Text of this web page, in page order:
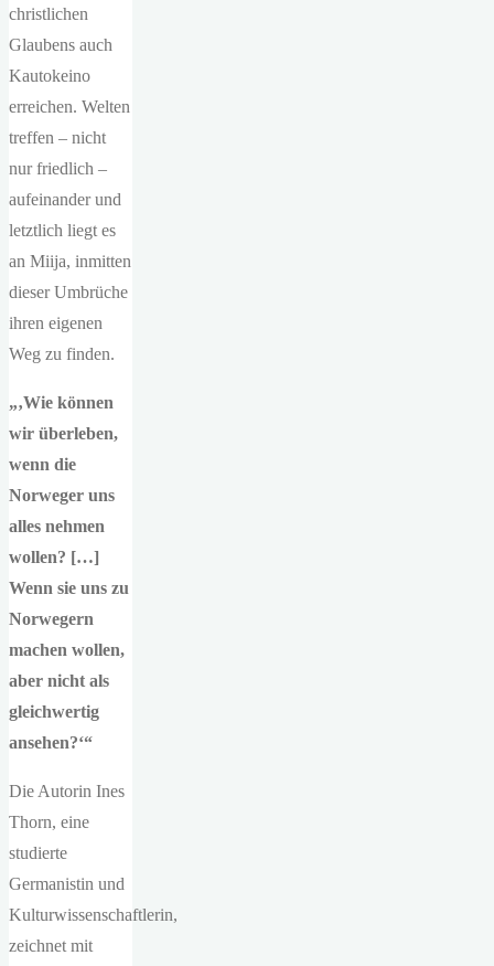
christlichen
Glaubens auch
Kautokeino
erreichen. Welten
treffen – nicht
nur friedlich –
aufeinander und
letztlich liegt es
an Miija, inmitten
dieser Umbrüche
ihren eigenen
Weg zu finden.
„‚Wie können
wir überleben,
wenn die
Norweger uns
alles nehmen
wollen? […]
Wenn sie uns zu
Norwegern
machen wollen,
aber nicht als
gleichwertig
ansehen?‘“
Die Autorin Ines
Thorn, eine
studierte
Germanistin und
Kulturwissenschaftlerin,
zeichnet mit